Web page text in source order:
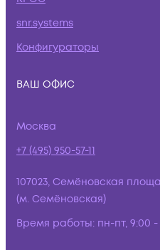
snr.systems
Конфигураторы
ВАШ ОФИС
Москва
+7 (495) 950-57-11
107023, Семёновская
(м. Семёновская)
Время работы: пн-пт, 9:00 -